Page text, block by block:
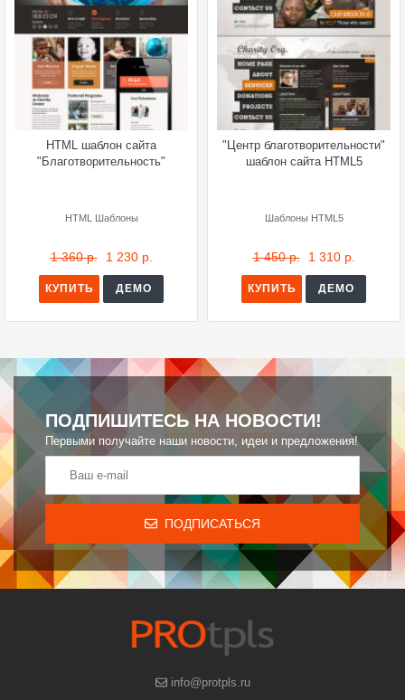
HTML шаблон сайта
"Благотворительность"
HTML Шаблоны
1 360 р. 1 230 р.
КУПИТЬ ДЕМО
"Центр благотворительности"
шаблон сайта HTML5
Шаблоны HTML5
1 450 р. 1 310 р.
КУПИТЬ ДЕМО
ПОДПИШИТЕСЬ НА НОВОСТИ!
Первыми получайте наши новости, идеи и предложения!
ПОДПИСАТЬСЯ
info@protpls.ru